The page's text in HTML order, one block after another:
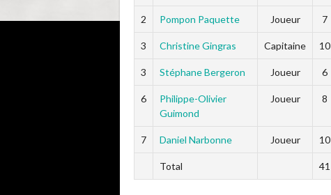
2 Pompon Paquette Joueur 7
3 Christine Gingras Capitaine 10
3 Stéphane Bergeron Joueur 6
6
Philippe-Olivier
Guimond
Joueur 8
7 Daniel Narbonne Joueur 10
Total 41